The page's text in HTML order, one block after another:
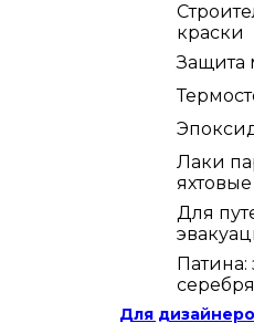
краски
Защита
Лаки
яхтовые
Для
Патина:
Для